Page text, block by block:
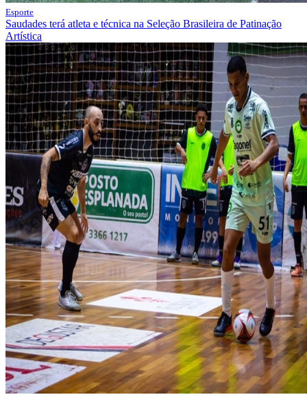
Esporte
Saudades terá atleta e técnica na Seleção Brasileira de Patinação
Artística